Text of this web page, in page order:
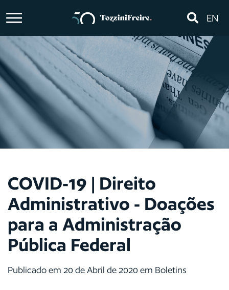
EN
COVID-19 | Direito
Administrativo - Doações
para a Administração
Pública Federal
Publicado em 20 de Abril de 2020 em Boletins